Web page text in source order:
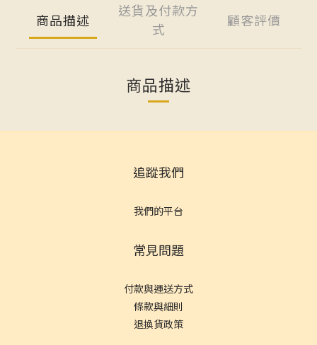
商品描述
送貨及付款方
式
顧客評價
商品描述
追蹤我們
我們的平台
常見問題
付款與運送方式
條款與細則
退換貨政策